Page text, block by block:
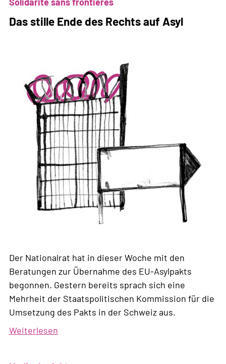
den
EU-
Das stille Ende des Rechts auf Asyl
Der Nationalrat hat in dieser Woche mit den
Beratungen zur Übernahme des EU-Asylpakts
begonnen. Gestern bereits sprach sich eine
Mehrheit der Staatspolitischen Kommission für die
Umsetzung des Pakts in der Schweiz aus.
Weiterlesen